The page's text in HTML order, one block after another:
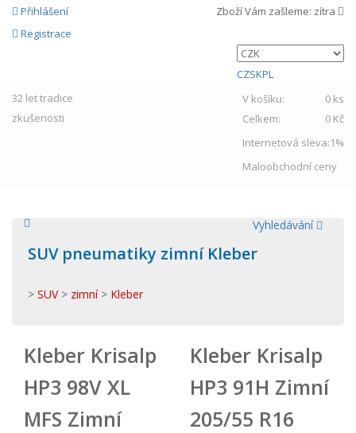
Přihlášení
Registrace
Zboží Vám zašleme: zítra
CZSKPL
32 lettradice
zkušenosti
V košíku:
0 ks
Celkem:
0 Kč
Internetová sleva:1%
Maloobchodní ceny
Vyhledávání
SUV pneumatiky zimní Kleber
> SUV> zimní> Kleber
Kleber Krisalp
HP3 98V XL
MFS Zimní
Kleber Krisalp
HP3 91H Zimní
205/55 R16